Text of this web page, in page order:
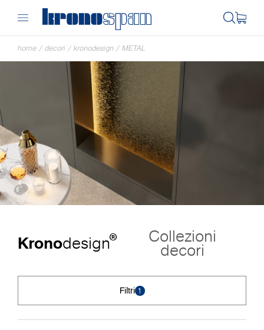
home / decori / kronodesign / METAL
Kronodesign® Collezioni
decori
Filtri 1